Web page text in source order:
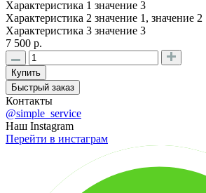
Характеристика 1 значение 3
Характеристика 2 значение 1, значение 2
Характеристика 3 значение 3
7 500 р.
Купить
Быстрый заказ
Контакты
@simple_service
Наш Instagram
Перейти в инстаграм